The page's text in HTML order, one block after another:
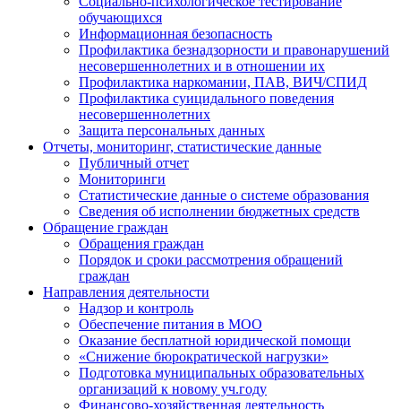
обучающихся
Информационная безопасность
Профилактика безнадзорности и правонарушений
несовершеннолетних и в отношении их
Профилактика наркомании, ПАВ, ВИЧ/СПИД
Профилактика суицидального поведения
несовершеннолетних
Защита персональных данных
Отчеты, мониторинг, статистические данные
Публичный отчет
Мониторинги
Статистические данные о системе образования
Сведения об исполнении бюджетных средств
Обращение граждан
Обращения граждан
Порядок и сроки рассмотрения обращений
граждан
Направления деятельности
Надзор и контроль
Обеспечение питания в МОО
Оказание бесплатной юридической помощи
«Снижение бюрократической нагрузки»
Подготовка муниципальных образовательных
организаций к новому уч.году
Финансово-хозяйственная деятельность